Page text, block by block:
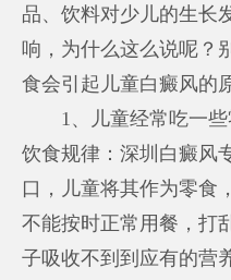
品、饮料对少儿的生长
响，为什么这么说呢？
食会引起儿童白癜风的
1、儿童经常吃一些
饮食规律：深圳白癜风
口，儿童将其作为零食
不能按时正常用餐，打
子吸收不到到应有的营